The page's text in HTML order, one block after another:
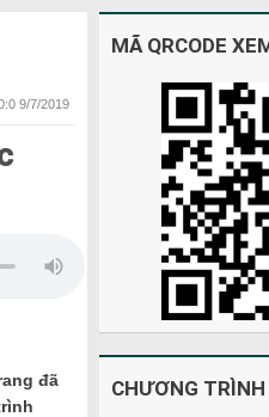
9/7/2019
đã
MÃ QRCODE
CHƯƠNG